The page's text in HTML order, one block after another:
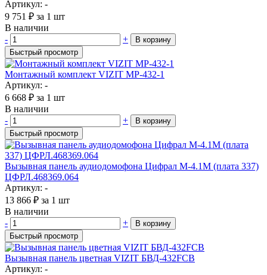
Артикул: -
9 751 ₽ за 1 шт
В наличии
-
+
В корзину
Быстрый просмотр
Монтажный комплект VIZIT MP-432-1
Артикул: -
6 668 ₽ за 1 шт
В наличии
-
+
В корзину
Быстрый просмотр
Вызывная панель аудиодомофона Цифрал M-4.1М (плата 337)
ЦФРЛ.468369.064
Артикул: -
13 866 ₽ за 1 шт
В наличии
-
+
В корзину
Быстрый просмотр
Вызывная панель цветная VIZIT БВД-432FCB
Артикул: -